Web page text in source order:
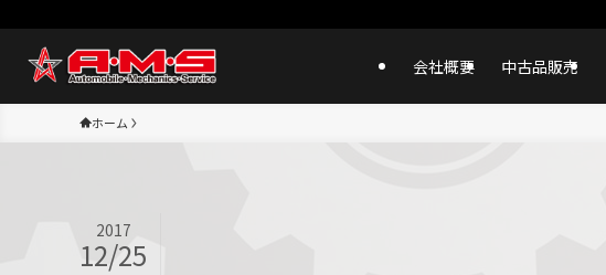
会社概要 中古品販売
ホーム
2017
12/25